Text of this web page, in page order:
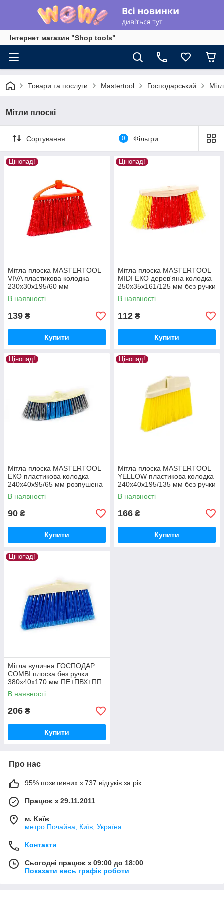
Інтернет магазин "Shop tools"
Товари та послуги Mastertool Господарський
Мітли плоскі
Сортування 0 Фільтри
Цінопад!
Мітла плоска MASTERTOOL
VIVA пластикова колодка
230х30х195/60 мм
розпушена без ручки 14-6529
В наявності
139 ₴
Купити
Цінопад!
Мітла плоска MASTERTOOL
MIDI ЕКО дерев'яна колодка
250х35х161/125 мм без ручки
14-6352
В наявності
112 ₴
Купити
Цінопад!
Мітла плоска MASTERTOOL
ЕКО пластикова колодка
240х40х95/65 мм розпушена
без ручки 14-6530
В наявності
90 ₴
Купити
Цінопад!
Мітла плоска MASTERTOOL
YELLOW пластикова колодка
240х40х195/135 мм без ручки
14-6531
В наявності
166 ₴
Купити
Цінопад!
Мітла вулична ГОСПОДАР
COMBI плоска без ручки
380х40х170 мм ПЕ+ПВХ+ПП
розпушена пластикова
колодка ВР
В наявності
206 ₴
Купити
Про нас
95% позитивних з 737 відгуків за рік
Працює з 29.11.2011
м. Київ
метро Почайна, Київ, Україна
Контакти
Сьогодні працює з 09:00 до 18:00
Показати весь графік роботи